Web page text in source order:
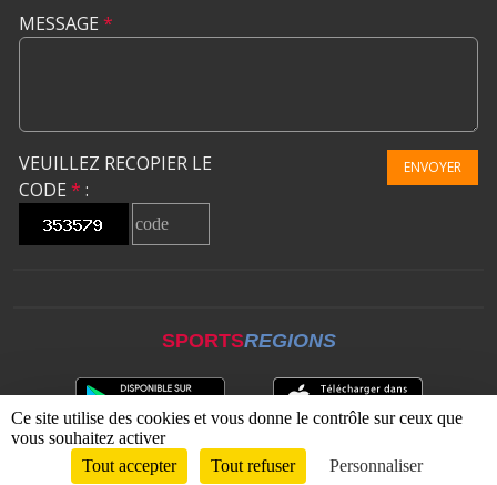
MESSAGE *
VEUILLEZ RECOPIER LE
CODE * :
ENVOYER
SPORTSREGIONS
Envie de participer ? CONNEXION
Ce site utilise des cookies et vous donne le contrôle sur ceux que
vous souhaitez activer
Tout accepter
Tout refuser Personnaliser